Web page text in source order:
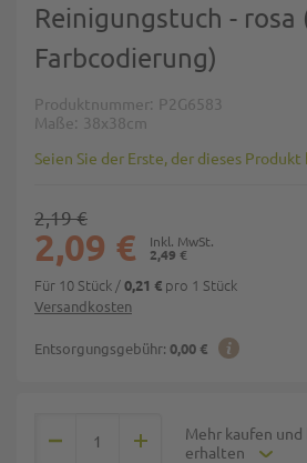
Reinigungstuch - rosa
Farbcodierung)
Produktnummer P2G6583
Maße
38x38cm
Seien Sie der Erste, der dieses
Versandkosten
Entsorgungsgebühr: 0,00 €
2,49 €
2,09 €
2,19 €
Für 10 Stück /0,21 € pro 1 Stück
Mehr kaufen und
erhalten